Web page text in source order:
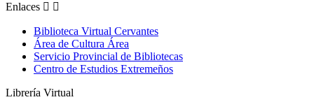
Enlaces  
Biblioteca Virtual Cervantes
Área de Cultura Área
Servicio Provincial de Bibliotecas
Centro de Estudios Extremeños
Librería Virtual